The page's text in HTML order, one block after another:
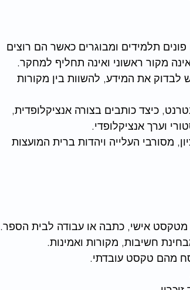
תלמידים ומבוגרים כאשר הם רוצים
מקור ראשוני ואינה תחליף למחקר.
לבדוק את המידע, להשוות בין מקורות
כיצד כותבים בצורה אנציקלופדית,
וערך אנציקלופדי.
מסורבי העלייה ויהדות ברית המועצות
מטקסט אישי, כתבה או עבודה לבית הספר.
חשיבות, מקורות ואמינות.
מהם טקסט עובדתי.